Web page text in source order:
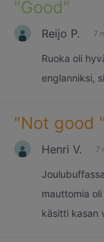
"Good"
Reijo P. 7
Ruoka oli
englanniksi,
"Not good "
Henri V. 7
mauttomia
käsitti kasan